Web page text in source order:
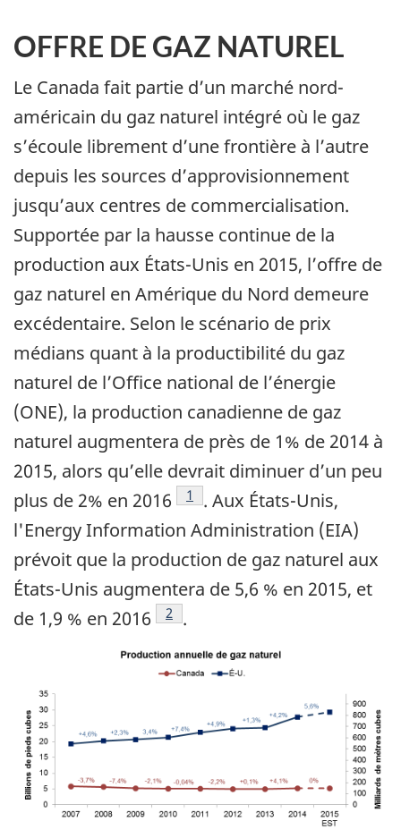
OFFRE DE GAZ NATUREL
Le Canada fait partie d’un marché nord-
américain du gaz naturel intégré où le gaz
s’écoule librement d’une frontière à l’autre
depuis les sources d’approvisionnement
jusqu’aux centres de commercialisation.
Supportée par la hausse continue de la
production aux États-Unis en 2015, l’offre de
gaz naturel en Amérique du Nord demeure
excédentaire. Selon le scénario de prix
médians quant à la productibilité du gaz
naturel de l’Office national de l’énergie
(ONE), la production canadienne de gaz
naturel augmentera de près de 1% de 2014 à
2015, alors qu’elle devrait diminuer d’un peu
plus de 2% en 2016
Note de bas de page
1
. Aux États-Unis,
l'Energy Information Administration (EIA)
prévoit que la production de gaz naturel aux
États-Unis augmentera de 5,6 % en 2015, et
de 1,9 % en 2016
Note de bas de page
2 .